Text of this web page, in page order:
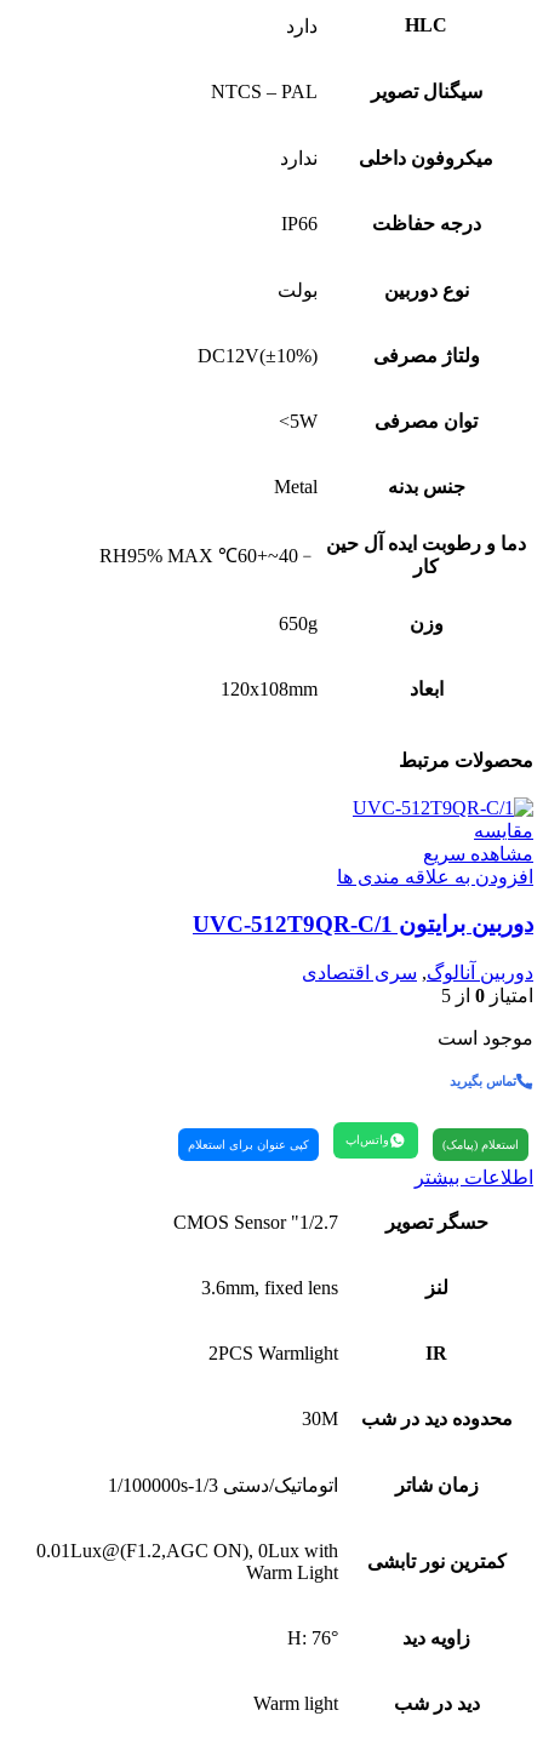
HLC دارد
سیگنال تصویر NTCS – PAL
میکروفون داخلی ندارد
درجه حفاظت IP66
نوع دوربین بولت
ولتاژ مصرفی DC12V(±10%)
توان مصرفی 5W>
جنس بدنه Metal
دما و رطوبت ایده آل حین
کار
﹣40~+60℃ RH95% MAX
وزن 650g
ابعاد 120x108mm
محصولات مرتبط
مقایسه
مشاهده سریع
افزودن به علاقه مندی ها
دوربین برایتون UVC-512T9QR-C/1
دوربین آنالوگ, سری اقتصادی
امتیاز 0 از 5
موجود است
تماس بگیرید
استعلام (پیامک) واتس‌اپ کپی عنوان برای استعلام
اطلاعات بیشتر
حسگر تصویر 1/2.7" CMOS Sensor
لنز 3.6mm, fixed lens
IR
2PCS Warmlight
محدوده دید در شب 30M
زمان شاتر اتوماتیک/دستی 1/3-1/100000s
کمترین نور تابشی
0.01Lux@(F1.2,AGC ON), 0Lux with
Warm Light
زاویه دید H: 76°
دید در شب Warm light